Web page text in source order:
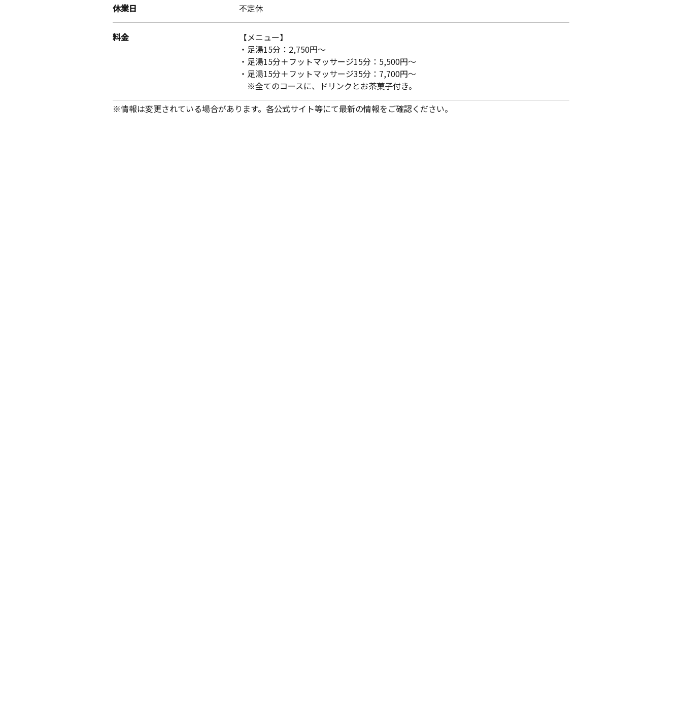
休業日 不定休
料金
【メニュー】
・足湯15分：2,750円～
・足湯15分＋フットマッサージ15分：5,500円～
・足湯15分＋フットマッサージ35分：7,700円～
※全てのコースに、ドリンクとお茶菓子付き。
※情報は変更されている場合があります。各公式サイト等にて最新の情報をご確認ください。